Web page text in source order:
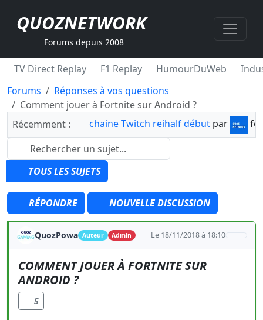
QUOZNETWORK
Forums depuis 2008
TV Direct Replay F1 Replay HumourDuWeb
Forums
Réponses à vos questions
Comment jouer à Fortnite sur Android ?
Récemment :
chaine Twitch reihalf début par
TOUS LES SUJETS
RÉPONDRE NOUVELLE DISCUSSION
QuozPowa Auteur Admin Le 18/11/2018 à 18:10
COMMENT JOUER À FORTNITE SUR
ANDROID ?
5